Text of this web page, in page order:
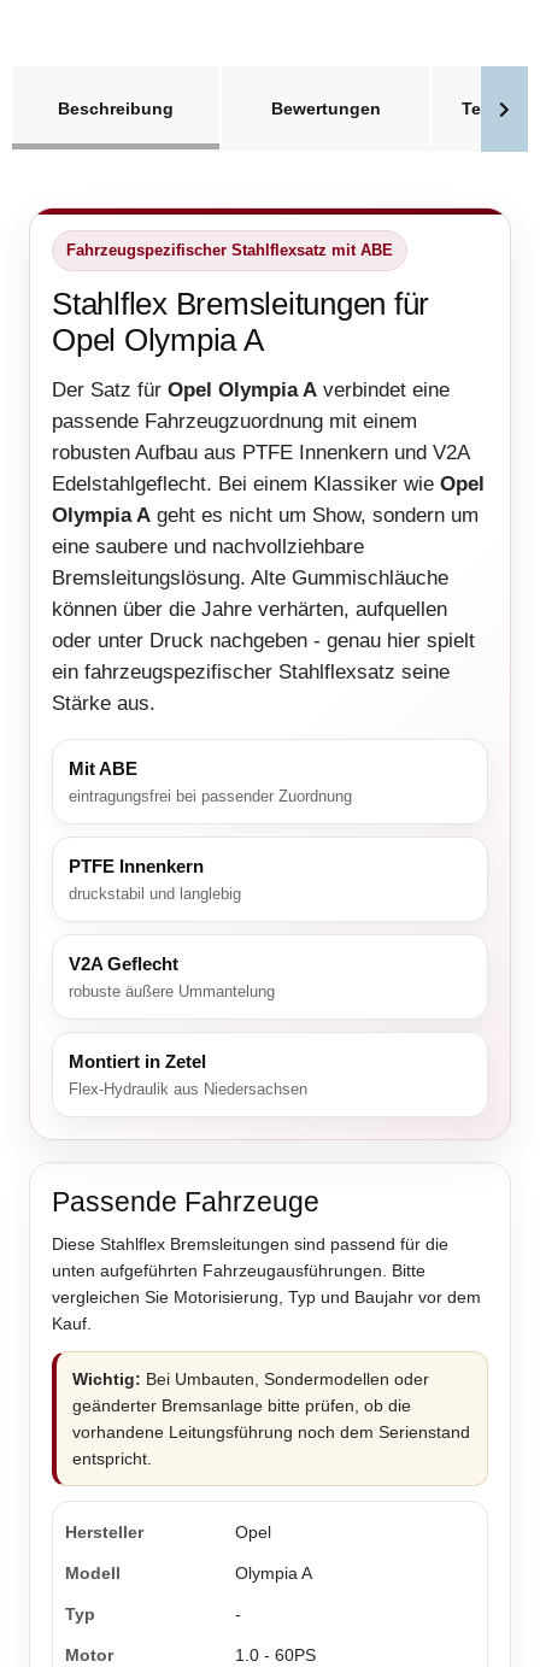
Beschreibung
Bewertungen
Fahrzeugspezifischer Stahlflexsatz mit ABE
Stahlflex Bremsleitungen für
Opel Olympia A
Der Satz für Opel Olympia A verbindet eine
passende Fahrzeugzuordnung mit einem
robusten Aufbau aus PTFE Innenkern und V2A
Edelstahlgeflecht. Bei einem Klassiker wie Opel
Olympia A geht es nicht um Show, sondern um
eine saubere und nachvollziehbare
Bremsleitungslösung. Alte Gummischläuche
können über die Jahre verhärten, aufquellen
oder unter Druck nachgeben - genau hier spielt
ein fahrzeugspezifischer Stahlflexsatz seine
Stärke aus.
Mit ABE
eintragungsfrei bei passender Zuordnung
PTFE Innenkern
druckstabil und langlebig
V2A Geflecht
robuste äußere Ummantelung
Montiert in Zetel
Flex-Hydraulik aus Niedersachsen
Passende Fahrzeuge
Diese Stahlflex Bremsleitungen sind passend für die
unten aufgeführten Fahrzeugausführungen. Bitte
vergleichen Sie Motorisierung, Typ und Baujahr vor dem
Kauf.
Wichtig: Bei Umbauten, Sondermodellen oder
geänderter Bremsanlage bitte prüfen, ob die
vorhandene Leitungsführung noch dem Serienstand
entspricht.
Opel
Olympia A
-
1.0 - 60PS